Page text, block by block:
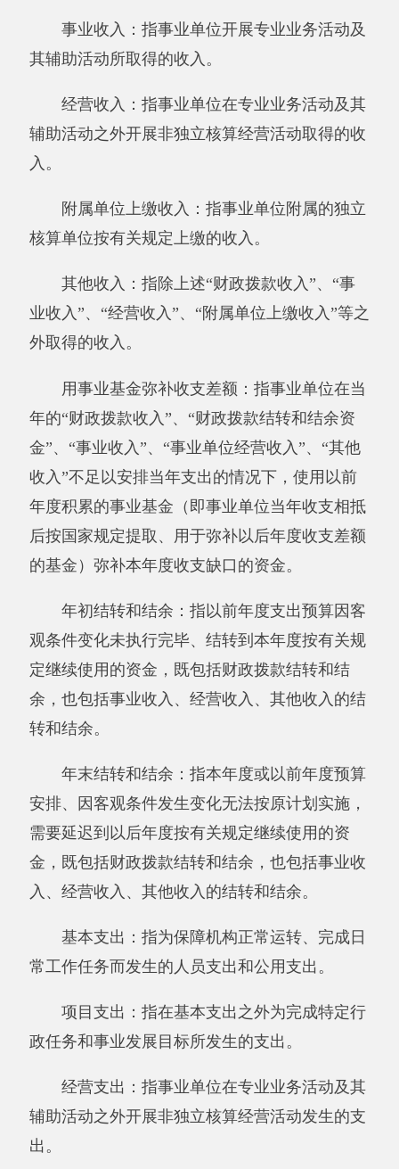
常工作任务而发生的人员支出和公用支出。
项目支出：指在基本支出之外为完成特定行
政任务和事业发展目标所发生的支出。
经营支出：指事业单位在专业业务活动及其
辅助活动之外开展非独立核算经营活动发生的支
对附属单位补助支出：指事业单位发生的用
“三公”经费：指用一般公共预算财政拨款安
排的因公出国（境）费、公务用车购置及运行费
和公务接待费。其中，因公出国（境）费反映单
费、杂费、培训费等支出；公务用车购置及运行
费反映单位公务用车购置费及租用费、燃料费、
维修费、过路过桥费、保险费、安全奖励费用等
支出；公务接待费反映单位按规定开支的各类公
务接待（含外宾接待）支出。
机关运行经费：为保障行政单位（含参照公
务员法管理的事业单位）运行用于购买货物和服
旅费、会议费、福利费、日常维修费、专用材料
及一般设备购置费、办公用房水电费、办公用房
取暖费、办公用房物业管理费、公务用车运行维
护费以及其他费用。
第四部分 部门决算报表（见附表）
一、《收入支出决算总表》
三、《支出决算表》
四、《财政拨款收入支出决算总表》
五、《一般公共预算财政拨款支出决算表》
七、《一般公共预算财政拨款“三公”经费支
八、《政府性基金预算财政拨款收入支出决
算表》